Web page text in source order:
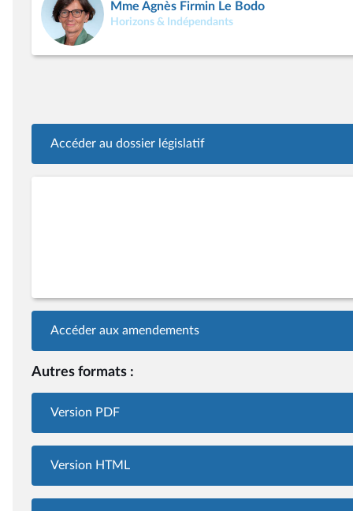
Mme Agnès Firmin Le Bodo
Horizons & Indépendants
Accéder au dossier législatif
Accéder aux amendements
Autres formats :
Version PDF
Version HTML